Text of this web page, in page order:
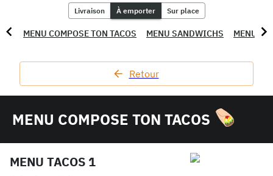
MENU COMPOSE TON TACOS MENU SANDWICHS MENU
Livraison À emporter Sur place
Retour
MENU COMPOSE TON TACOS
MENU TACOS 1